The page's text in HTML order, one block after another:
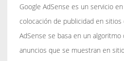
Google AdSense es un servicio
colocación de publicidad en
AdSense se basa en un
anuncios que se muestran en